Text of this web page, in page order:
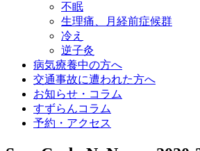
不眠
生理痛、月経前症候群
冷え
逆子灸
病気療養中の方へ
交通事故に遭われた方へ
お知らせ・コラム
すずらんコラム
予約・アクセス